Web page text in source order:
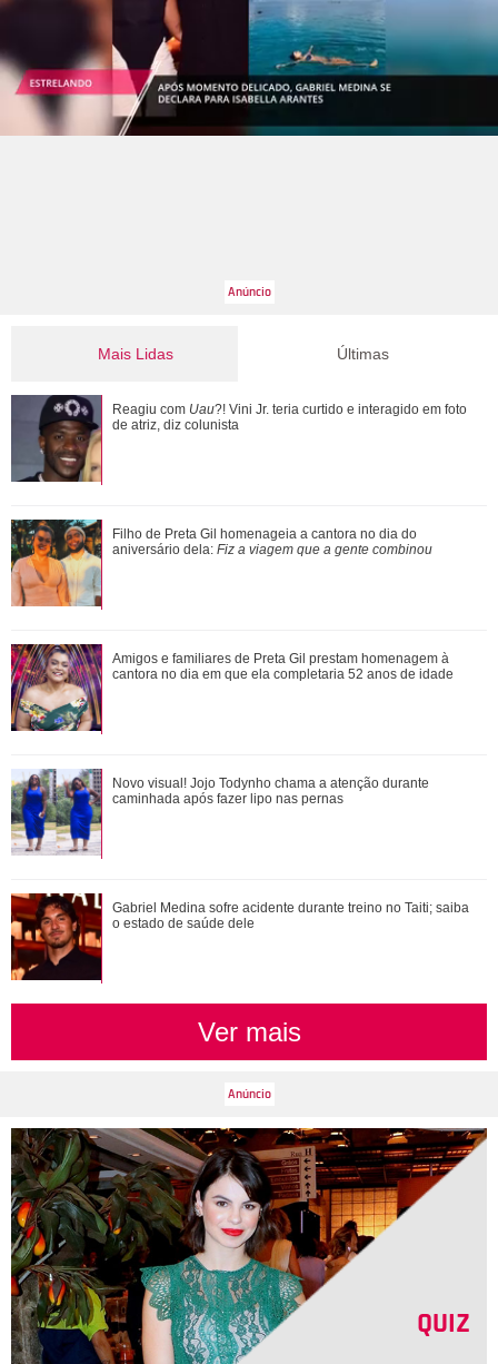
Mais Lidas
Luciana Gimenez mostra seu apartamento em São Paulo
pela primeira vez
João Raul inventa para Agrado que não está conseguindo
conviver com seu sucesso, e termina...
Rafael Cardoso agradece apoio da família após internação
e desabafa: Escolho seguir com q...
Reagiu com Uau?! Vini Jr. teria curtido e interagido em foto
de atriz, diz colunista
Últimas
Reagiu com Uau?! Vini Jr. teria curtido e interagido em foto
de atriz, diz colunista
Filho de Preta Gil homenageia a cantora no dia do
aniversário dela: Fiz a viagem que a gente combinou
Amigos e familiares de Preta Gil prestam homenagem à
cantora no dia em que ela completaria 52 anos de idade
Novo visual! Jojo Todynho chama a atenção durante
caminhada após fazer lipo nas pernas
Gabriel Medina sofre acidente durante treino no Taiti; saiba
o estado de saúde dele
Ver mais
QUIZ